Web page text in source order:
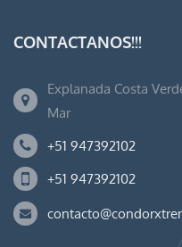
CONTACTANOS!!!
Explanada Costa
Mar
+51 947392102
+51 947392102